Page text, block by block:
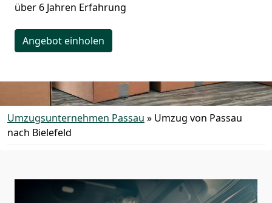
über 6 Jahren Erfahrung
Angebot einholen
Umzugsunternehmen Passau » Umzug von Passau
nach Bielefeld